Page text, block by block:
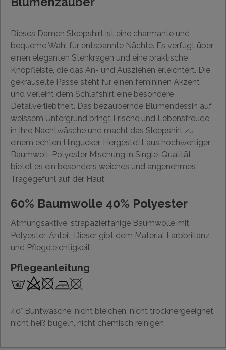
Dieses Damen Sleepshirt ist eine charmante und
bequeme Wahl für entspannte Nächte. Es verfügt über
einen eleganten Stehkragen und eine praktische
Knopfleiste, die das An- und Ausziehen erleichtert. Die
gekräuselte Passe steht für einen femininen Akzent
und verleiht dem Schlafshirt eine besondere
Detailverliebtheit. Das bezaubernde Blumendessin auf
weissem Untergrund bringt Frische und Lebensfreude
in Ihre Nachtwäsche und macht das Sleepshirt zu
einem echten Hingucker. Hergestellt aus hochwertiger
Baumwoll-Polyester Mischung in Single-Qualität,
bietet es ein besonders weiches und angenehmes
Tragegefühl auf der Haut.
60% Baumwolle 40% Polyester
Atmungsaktive, strapazierfähige Baumwolle mit
Polyester-Anteil. Dieser gibt dem Material Farbbrillanz
und Pflegeleichtigkeit.
Pflegeanleitung
40° Buntwäsche, nicht bleichen, nicht trocknergeeignet,
nicht heiß bügeln, nicht chemisch reinigen